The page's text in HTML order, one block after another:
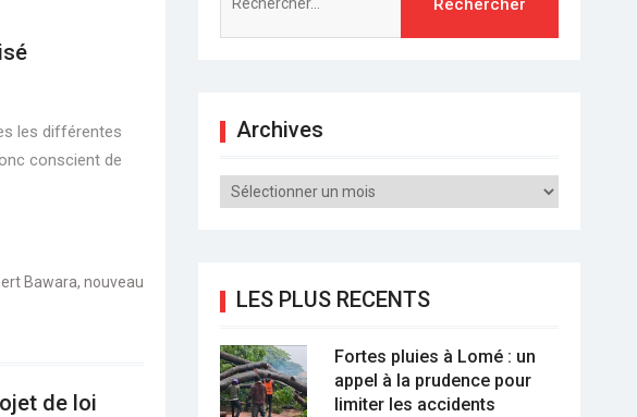
les différentes
conscient de
Bawara, nouveau
de loi
Archives
Archives
LES PLUS RECENTS
Fortes pluies à Lomé : un
appel à la prudence pour
limiter les accidents